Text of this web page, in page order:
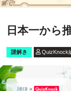
日本一から
謎解き QuizKnock